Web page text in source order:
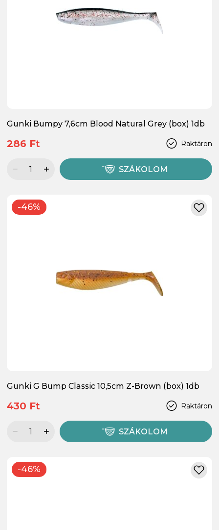
Gunki Bumpy 7,6cm Blood Natural Grey (box) 1db
Raktáron
286 Ft
SZÁKOLOM
-46%
Gunki G Bump Classic 10,5cm Z-Brown (box) 1db
Raktáron
430 Ft
SZÁKOLOM
-46%